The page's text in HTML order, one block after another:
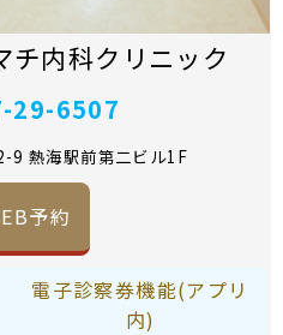
チ内科クリニック
29-6507
9 熱海駅前第二ビル1F
予約
電子診察券機能(アプリ
内)